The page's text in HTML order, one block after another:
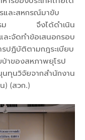
และสหกรณ์มาขับ
ธรรม จึงได้ดำเนิน
ละจัดทำข้อเสนอกรอบ
ปฏิบัติตามกฎระเบียบ
าของสหภาพยุโรป
วิจัยจากสำนักงาน
) (สวก.)